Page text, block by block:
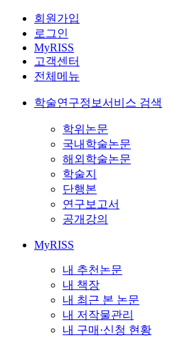
회원가입
로그인
MyRISS
고객센터
전체메뉴
학술연구정보서비스 검색
학위논문
국내학술논문
해외학술논문
학술지
단행본
연구보고서
공개강의
MyRISS
내 추천논문
내 책장
내 최근 본 논문
내 저작물관리
내 구매·신청 현황